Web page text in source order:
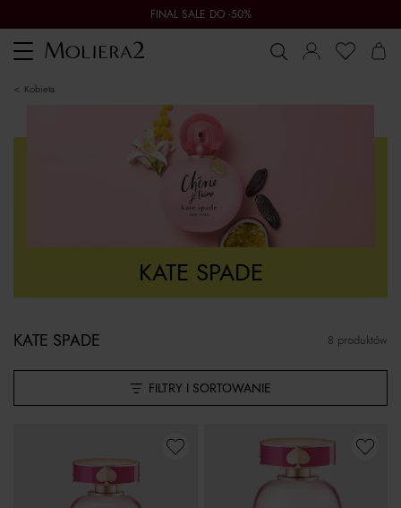
FINAL SALE DO -50%
Toggle
navigation
kobieta
KATE SPADE
FILTRY I SORTOWANIE
8 produktów
KATE SPADE